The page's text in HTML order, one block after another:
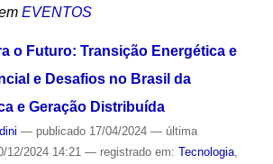
EVENTOS
o Futuro: Transição Energética e
e Desafios no Brasil da
e Geração Distribuída
— publicado17/04/2024 — última
12/2024 14:21 — registrado em: Tecnologia,